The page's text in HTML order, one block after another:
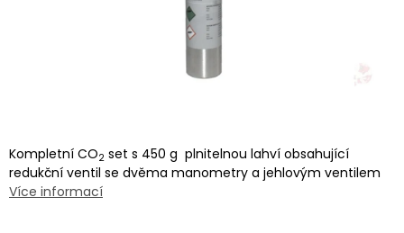
Kompletní CO2 set s 450 g plnitelnou lahví obsahující
redukční ventil se dvěma manometry a jehlovým ventilem
Více informací